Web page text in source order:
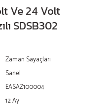
Ve 24 Volt
SDSB302
Zaman Sayaçları
Sanel
EASAZ100004
12 Ay